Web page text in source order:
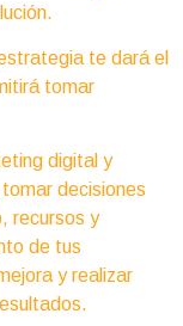
te dará el
tomar
digital y
decisiones
recursos y
de tus
y realizar